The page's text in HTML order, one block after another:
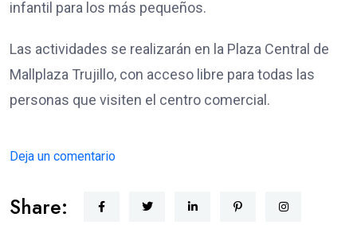
infantil para los más pequeños.
Las actividades se realizarán en la Plaza Central de
Mallplaza Trujillo, con acceso libre para todas las
personas que visiten el centro comercial.
Deja un comentario
Share: